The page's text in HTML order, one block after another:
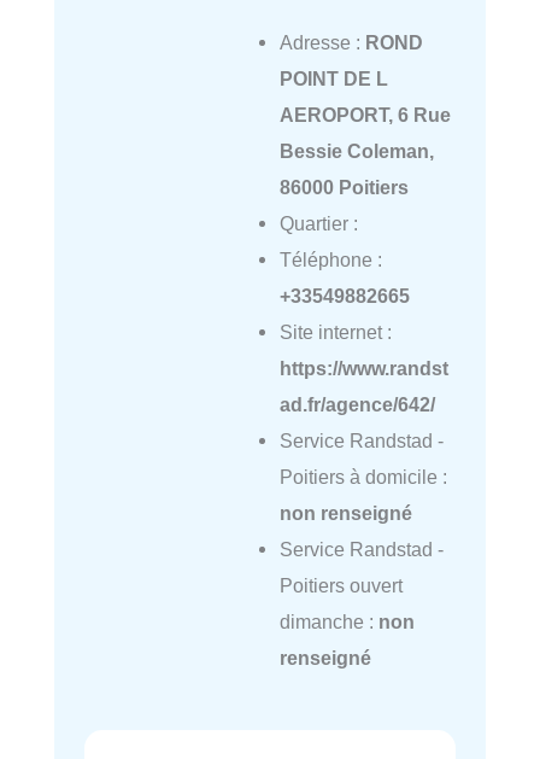
Adresse : ROND
POINT DE L
AEROPORT, 6 Rue
Bessie Coleman,
86000 Poitiers
Quartier :
Téléphone :
+33549882665
Site internet :
https://www.randst
ad.fr/agence/642/
Service Randstad -
Poitiers à domicile :
non renseigné
Service Randstad -
Poitiers ouvert
dimanche : non
renseigné